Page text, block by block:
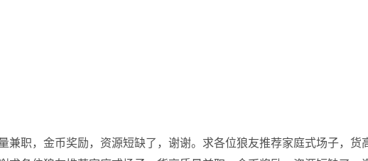
兼职，金币奖励，资源短缺了，谢谢。求各位狼友推荐家庭式场子，货